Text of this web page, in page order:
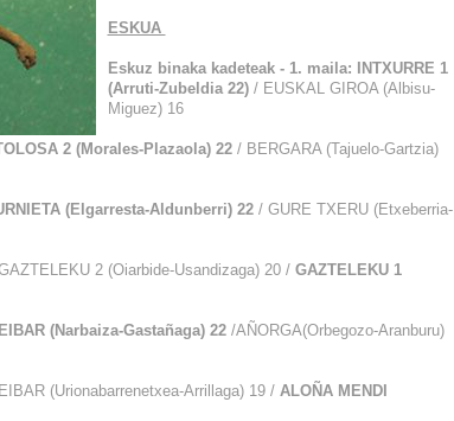
ESKUA
Eskuz binaka kadeteak - 1. maila: INTXURRE 1
(Arruti-Zubeldia 22)/ EUSKAL GIROA (Albisu-
Miguez) 16
2 (Morales-Plazaola) 22/ BERGARA (Tajuelo-Gartzia)
(Elgarresta-Aldunberri) 22/ GURE TXERU (Etxeberria-
2 (Oiarbide-Usandizaga) 20 / GAZTELEKU 1
(Narbaiza-Gastañaga) 22/AÑORGA(Orbegozo-Aranburu)
EIBAR (Urionabarrenetxea-Arrillaga) 19 / ALOÑA MENDI